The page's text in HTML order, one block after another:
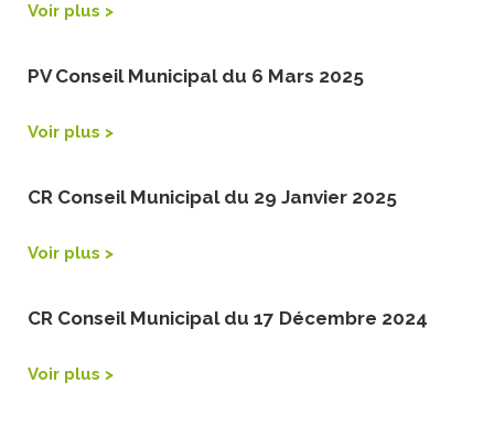
Voir plus >
PV Conseil Municipal du 6 Mars 2025
Voir plus >
CR Conseil Municipal du 29 Janvier 2025
Voir plus >
CR Conseil Municipal du 17 Décembre 2024
Voir plus >